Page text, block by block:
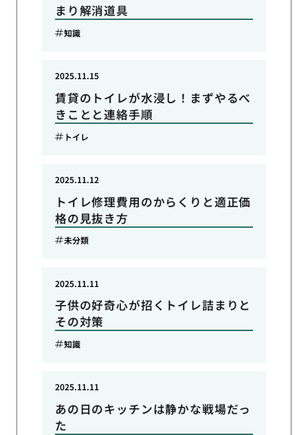
まり解消道具
知識
賃貸のトイレが水浸し！まずやるべ
きことと連絡手順
2025.11.15
トイレ
トイレ修理費用のからくりと適正価
格の見抜き方
2025.11.12
未分類
子供の好奇心が招くトイレ詰まりと
その対策
2025.11.11
知識
あの日のキッチンは静かな戦場だっ
た
2025.11.11